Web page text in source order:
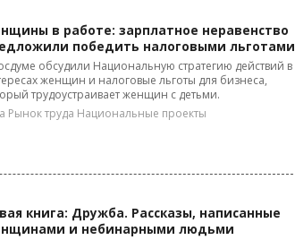
в работе: зарплатное неравенство
победить налоговыми льготами
обсудили Национальную стратегию действий в
женщин и налоговые льготы для бизнеса,
трудоустраивает женщин с детьми.
Рынок труда Национальные проекты
книга: Дружба. Рассказы, написанные
и небинарными людьми